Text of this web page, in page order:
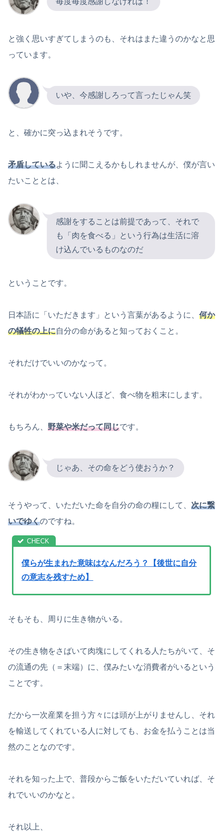
と強く思いすぎてしまうのも、それはまた違うのかなと思
っています。
いや、今感謝しろって言ったじゃん笑
と、確かに突っ込まれそうです。
矛盾しているように聞こえるかもしれませんが、僕が言い
たいこととは、
感謝をすることは前提であって、それで
も「肉を食べる」という行為は生活に溶
け込んでいるものなのだ
ということです。
日本語に「いただきます」という言葉があるように、 何か
の犠牲の上に自分の命があると知っておくこと。
それだけでいいのかなって。
それがわかっていない人ほど、食べ物を粗末にします。
もちろん、 野菜や米だって同じです。
じゃあ、その命をどう使おうか？
そうやって、いただいた命を自分の命の糧にして、 次に繋
いでゆくのですね。
僕らが生まれた意味はなんだろう？【後世に自分
の意志を残すため】
そもそも、周りに生き物がいる。
その生き物をさばいて肉塊にしてくれる人たちがいて、そ
の流通の先（＝末端）に、僕みたいな消費者がいるという
ことです。
だから一次産業を担う方々には頭が上がりませんし、それ
を輸送してくれている人に対しても、お金を払うことは当
然のことなのです。
それを知った上で、普段からご飯をいただいていれば、そ
れでいいのかなと。
それ以上、